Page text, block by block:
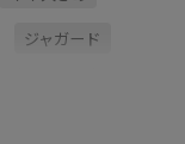
ジャガード